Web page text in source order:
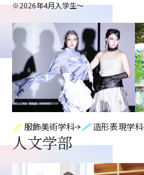
※2026年4月入学生〜
服飾美術学科 造形表現学科
人文学部